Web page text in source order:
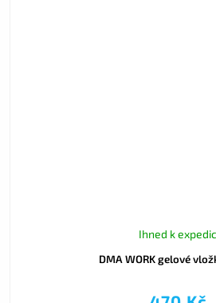
DMA WORK gelové
Ihned k